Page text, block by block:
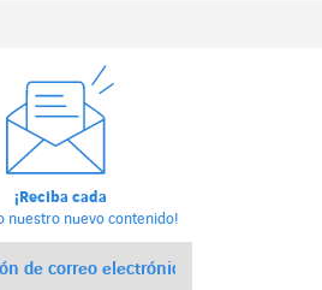
¡Reciba cada
nuestro nuevo contenido!